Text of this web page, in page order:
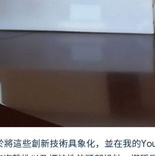
這些創新技術具象化，並在我的